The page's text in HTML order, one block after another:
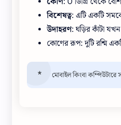
বিশেষত্ব: এটি একটি
উদাহরণ: ঘড়ির কাঁটা যখন
কোণের রূপ: দুটি রশ্মি
মোবাইল কিংবা কম্পিউটারে